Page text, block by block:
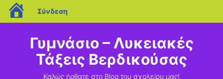
περιεχόμενοΓυμνάσιο – Λυκειακές
Τάξεις Βερδικούσας
Καλώς ήρθατε στο Blog του σχολείου μας!
blogs.sch.gr
Σύνδεση